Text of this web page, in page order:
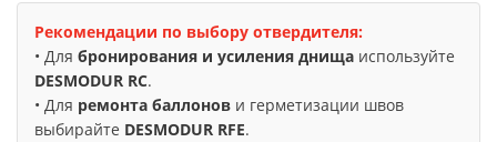
Рекомендации по выбору отвердителя:
• Для бронирования и усиления днища используйте
DESMODUR RC.
• Для ремонта баллонов и герметизации швов
выбирайте DESMODUR RFE.